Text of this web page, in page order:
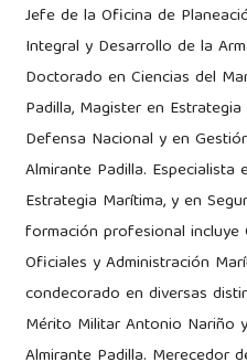
Jefe de la Oficina de
Integral y Desarrollo de la
Doctorado en Ciencias del
Padilla, Magister en
Defensa Nacional y en
Almirante Padilla.
Estrategia Marítima, y en
formación profesional incluye
Oficiales y Administración
condecorado en diversas
Mérito Militar Antonio Nariño
Almirante Padilla. Merecedor